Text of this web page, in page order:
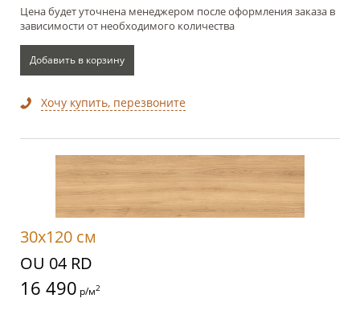
Цена будет уточнена менеджером после оформления заказа в
зависимости от необходимого количества
Добавить в корзину
Хочу купить, перезвоните
30x120 см
OU 04 RD
16 490 р/м2